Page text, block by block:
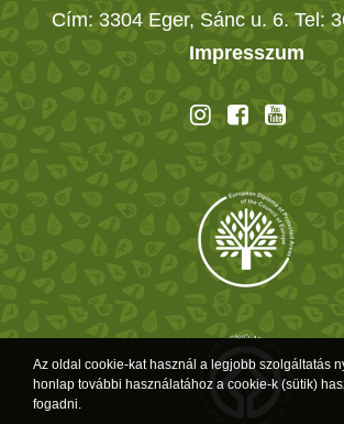
Cím: 3304 Eger, Sánc u. 6. Tel:
Impresszum
Az oldal cookie-kat használ a legjobb szolgáltatás
honlap további használatához a cookie-k (sütik)
fogadni.